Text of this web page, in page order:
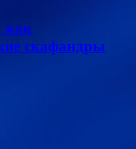
как
скафандры